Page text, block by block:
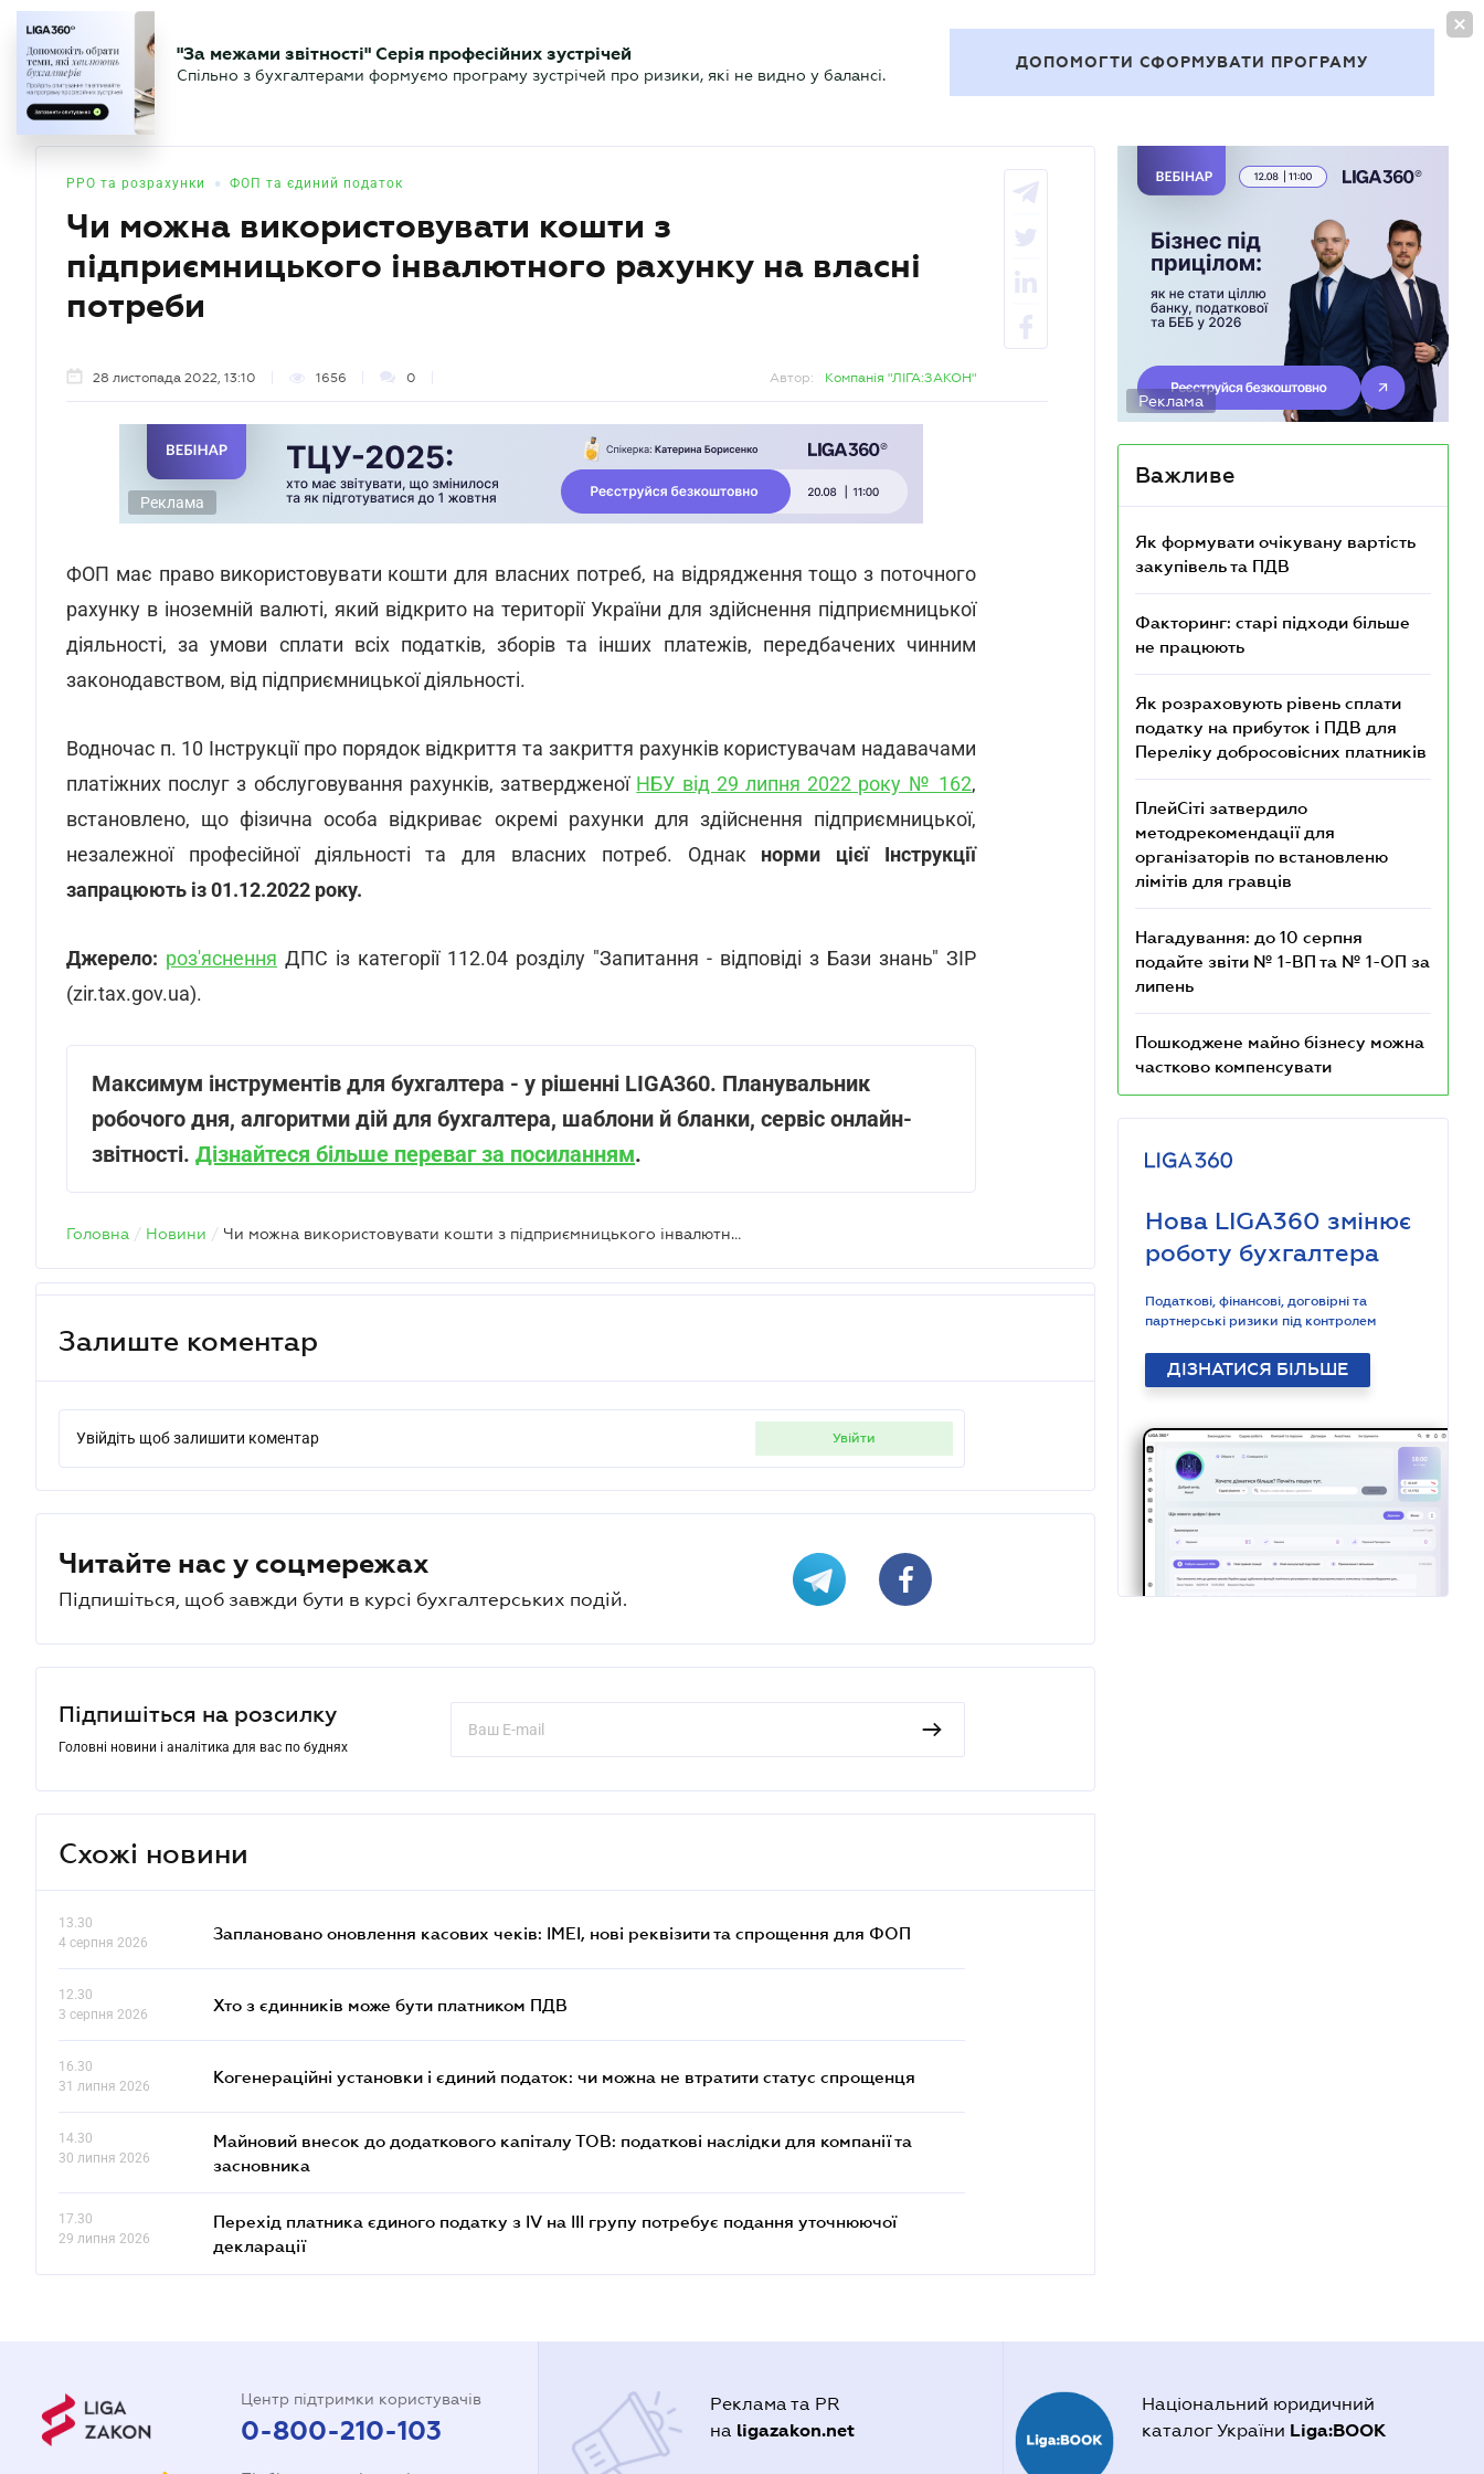
БУХГАЛТЕР Новини Аналітика Календар Актуально
"За межами звітності" Серія професійних зустрічей
Спільно з бухгалтерами формуємо програму зустрічей про ризики, які не видно у балансі.
ДОПОМОГТИ СФОРМУВАТИ ПРОГРАМУ
РРО та розрахунки • ФОП та єдиний податок
Чи можна використовувати кошти з
підприємницького інвалютного рахунку на власні
потреби
28 листопада 2022, 13:10 1656 0 Автор: Компанія "ЛІГА:ЗАКОН"
Реклама
ФОП має право використовувати кошти для власних потреб, на відрядження тощо з поточного
рахунку в іноземній валюті, який відкрито на території України для здійснення підприємницької
діяльності, за умови сплати всіх податків, зборів та інших платежів, передбачених чинним
законодавством, від підприємницької діяльності.
Водночас п. 10 Інструкції про порядок відкриття та закриття рахунків користувачам надавачами
платіжних послуг з обслуговування рахунків, затвердженої НБУ від 29 липня 2022 року № 162,
встановлено, що фізична особа відкриває окремі рахунки для здійснення підприємницької,
незалежної професійної діяльності та для власних потреб. Однак норми цієї Інструкції
запрацюють із 01.12.2022 року.
Джерело: роз'яснення ДПС із категорії 112.04 розділу "Запитання - відповіді з Бази знань" ЗІР
(zir.tax.gov.ua).
Максимум інструментів для бухгалтера - у рішенні LIGA360. Планувальник
робочого дня, алгоритми дій для бухгалтера, шаблони й бланки, сервіс онлайн-
звітності. Дізнайтеся більше переваг за посиланням.
Головна / Новини / Чи можна використовувати кошти з підприємницького інвалютного рахунку на власні потреби
Залиште коментар
Увійдіть щоб залишити коментар увійти
Читайте нас у соцмережах
Підпишіться, щоб завжди бути в курсі бухгалтерських подій.
Підпишіться на розсилку
Головні новини і аналітика для вас по буднях
Схожі новини
13.30
4 серпня 2026
Заплановано оновлення касових чеків: IMEI, нові реквізити та спрощення для ФОП
12.30
3 серпня 2026
Хто з єдинників може бути платником ПДВ
16.30
31 липня 2026
Когенераційні установки і єдиний податок: чи можна не втратити статус спрощенця
14.30
30 липня 2026
Майновий внесок до додаткового капіталу ТОВ: податкові наслідки для компанії та
засновника
17.30
29 липня 2026
Перехід платника єдиного податку з IV на III групу потребує подання уточнюючої
декларації
Реклама
Важливе
Як формувати очікувану вартість
закупівель та ПДВ
Факторинг: старі підходи більше
не працюють
Як розраховують рівень сплати
податку на прибуток і ПДВ для
Переліку добросовісних платників
ПлейСіті затвердило
методрекомендації для
організаторів по встановленю
лімітів для гравців
Нагадування: до 10 серпня
подайте звіти № 1-ВП та № 1-ОП за
липень
Пошкоджене майно бізнесу можна
частково компенсувати
Нова LIGA360 змінює
роботу бухгалтера
Податкові, фінансові, договірні та
партнерські ризики під контролем
ДІЗНАТИСЯ БІЛЬШЕ
Центр підтримки користувачів
0-800-210-103
Реклама та PR
на ligazakon.net
Національний юридичний
каталог України Liga:BOOK